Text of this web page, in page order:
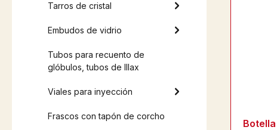
Tarros de cristal
Embudos de vidrio
Tubos para recuento de
glóbulos, tubos de Illax
Viales para inyección
Frascos con tapón de corcho